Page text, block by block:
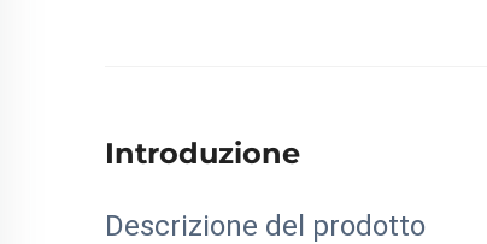
Introduzione
Descrizione del prodotto